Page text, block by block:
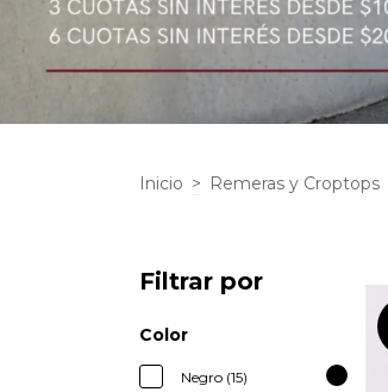
Inicio > Remeras y Croptops
Filtrar por
Color
Negro (15)